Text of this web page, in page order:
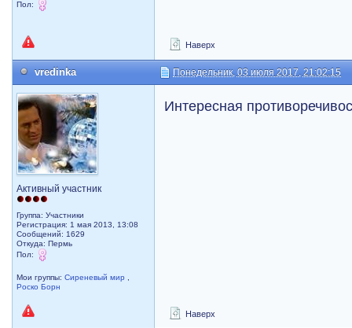
Пол:
Наверх
vredinka Понедельник, 03 июля 2017, 21:02:15
Активный участник
Группа: Участники
Регистрация: 1 мая 2013, 13:08
Сообщений: 1629
Откуда: Пермь
Пол:
Мои группы:Сиреневый мир
Роско Борн
Интересная
Наверх